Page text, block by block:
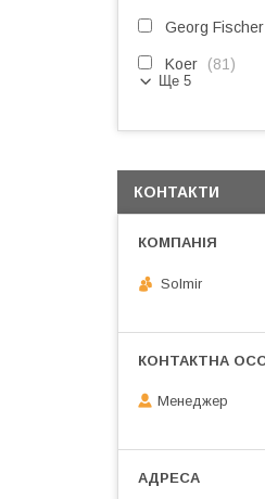
Georg Fischer
Koer 81
Ще 5
КОНТАКТИ
Solmir
Менеджер